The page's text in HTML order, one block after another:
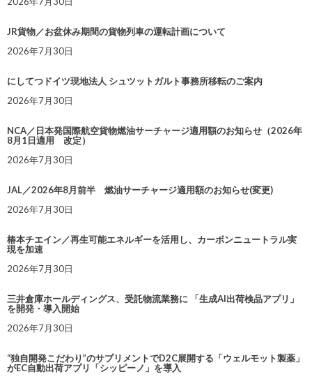
JR貨物／お盆休み期間の貨物列車の運転計画について
2026年7月30日
にしてつドイツ現地法人 シュツットガルト事務所移転のご案内
2026年7月30日
NCA／日本発国際航空貨物燃油サーチャージ適用額のお知らせ（2026年
8月1日適用 改定）
2026年7月30日
JAL／2026年8月前半 燃油サーチャージ適用額のお知らせ(変更)
2026年7月30日
椿本チエイン／再生可能エネルギーを活用し、カーボンニュートラル実
現を加速
2026年7月30日
三井倉庫ホールディングス、受託物流業務に 「生成AI出荷検品アプリ」
を開発・導入開始
2026年7月30日
“独自開発こだわり”のサプリメントでD2C展開する「ウェルモット製薬」
がEC自動出荷アプリ「シッピーノ」を導入